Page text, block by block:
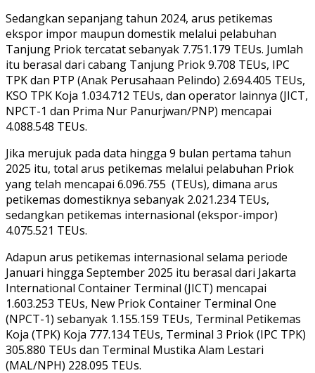
Sedangkan sepanjang tahun 2024, arus petikemas
ekspor impor maupun domestik melalui pelabuhan
Tanjung Priok tercatat sebanyak 7.751.179 TEUs. Jumlah
itu berasal dari cabang Tanjung Priok 9.708 TEUs, IPC
TPK dan PTP (Anak Perusahaan Pelindo) 2.694.405 TEUs,
KSO TPK Koja 1.034.712 TEUs, dan operator lainnya (JICT,
NPCT-1 dan Prima Nur Panurjwan/PNP) mencapai
4.088.548 TEUs.
Jika merujuk pada data hingga 9 bulan pertama tahun
2025 itu, total arus petikemas melalui pelabuhan Priok
yang telah mencapai 6.096.755 (TEUs), dimana arus
petikemas domestiknya sebanyak 2.021.234 TEUs,
sedangkan petikemas internasional (ekspor-impor)
4.075.521 TEUs.
Adapun arus petikemas internasional selama periode
Januari hingga September 2025 itu berasal dari Jakarta
International Container Terminal (JICT) mencapai
1.603.253 TEUs, New Priok Container Terminal One
(NPCT-1) sebanyak 1.155.159 TEUs, Terminal Petikemas
Koja (TPK) Koja 777.134 TEUs, Terminal 3 Priok (IPC TPK)
305.880 TEUs dan Terminal Mustika Alam Lestari
(MAL/NPH) 228.095 TEUs.